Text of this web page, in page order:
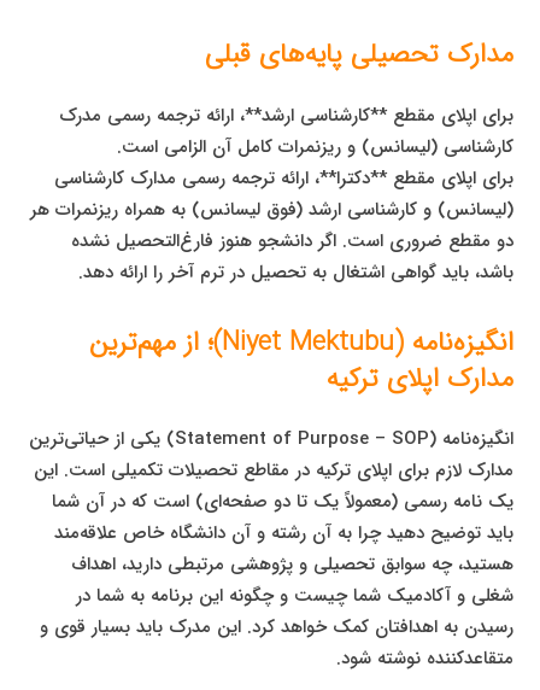
مدارک تحصیلی پایه‌های قبلی
برای اپلای مقطع **کارشناسی ارشد**، ارائه ترجمه رسمی مدرک
کارشناسی (لیسانس) و ریزنمرات کامل آن الزامی است.
برای اپلای مقطع **دکترا**، ارائه ترجمه رسمی مدارک کارشناسی
(لیسانس) و کارشناسی ارشد (فوق لیسانس) به همراه ریزنمرات هر
دو مقطع ضروری است. اگر دانشجو هنوز فارغ‌التحصیل نشده
باشد، باید گواهی اشتغال به تحصیل در ترم آخر را ارائه دهد.
انگیزه‌نامه (Niyet Mektubu)؛ از مهم‌ترین
مدارک اپلای ترکیه
انگیزه‌نامه (Statement of Purpose – SOP) یکی از حیاتی‌ترین
مدارک لازم برای اپلای ترکیه در مقاطع تحصیلات تکمیلی است. این
یک نامه رسمی (معمولاً یک تا دو صفحه‌ای) است که در آن شما
باید توضیح دهید چرا به آن رشته و آن دانشگاه خاص علاقه‌مند
هستید، چه سوابق تحصیلی و پژوهشی مرتبطی دارید، اهداف
شغلی و آکادمیک شما چیست و چگونه این برنامه به شما در
رسیدن به اهدافتان کمک خواهد کرد. این مدرک باید بسیار قوی و
متقاعدکننده نوشته شود.